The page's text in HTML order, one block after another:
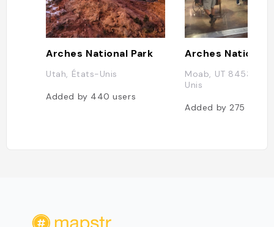
Arches National Park
Utah, États-Unis
Added by 440users
Moab, UT 84532,
Unis
Added by275